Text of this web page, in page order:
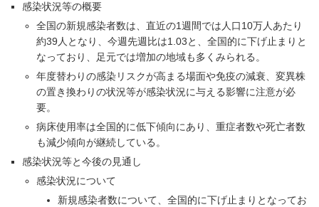
感染状況等の概要
全国の新規感染者数は、直近の1週間では人口10万人あたり
約39人となり、今週先週比は1.03と、全国的に下げ止まりと
なっており、足元では増加の地域も多くみられる。
年度替わりの感染リスクが高まる場面や免疫の減衰、変異株
の置き換わりの状況等が感染状況に与える影響に注意が必
要。
病床使用率は全国的に低下傾向にあり、重症者数や死亡者数
も減少傾向が継続している。
感染状況等と今後の見通し
感染状況について
新規感染者数について、全国的に下げ止まりとなってお